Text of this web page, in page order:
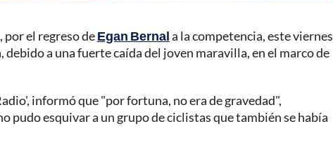
por el regreso deEgan Bernala la competencia, este viernes
a una fuerte caída del joven maravilla, en el marco de
informó que "por fortuna, no era de gravedad",
pudo esquivar a un grupo de ciclistas que también se había